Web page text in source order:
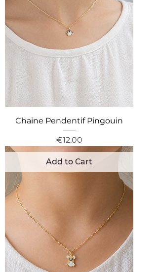
Chaine Pendentif Pingouin
Price
€12.00
Add to Cart